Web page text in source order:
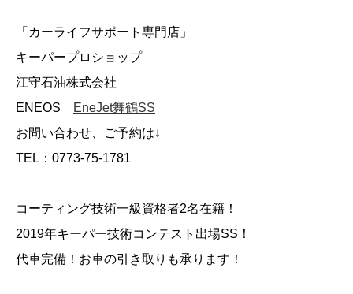
「カーライフサポート専門店」
キーパープロショップ
江守石油株式会社
ENEOS
EneJet舞鶴SS
お問い合わせ、ご予約は↓
TEL：0773-75-1781
コーティング技術一級資格者2名在籍！
2019年キーパー技術コンテスト出場SS！
代車完備！お車の引き取りも承ります！